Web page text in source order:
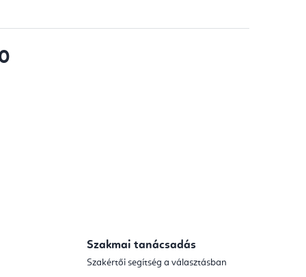
Szakmai tanácsadás
Szakértői segítség a választásban